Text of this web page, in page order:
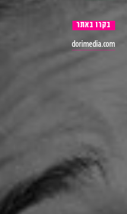
בקרו באתר
dorimedia.com